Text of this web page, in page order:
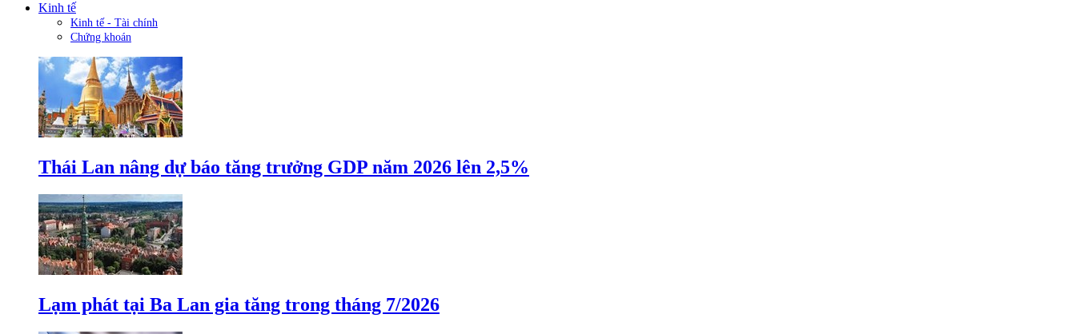
Kinh tế
Kinh tế - Tài chính
Chứng khoán
Thái Lan nâng dự báo tăng trưởng GDP năm 2026 lên 2,5%
Lạm phát tại Ba Lan gia tăng trong tháng 7/2026